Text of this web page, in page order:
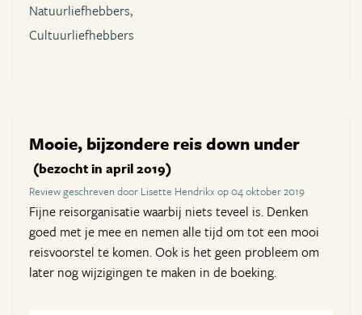
Natuurliefhebbers,
Cultuurliefhebbers
Mooie, bijzondere reis down under
(bezocht in april 2019)
Review geschreven door Lisette Hendrikx op 04 oktober 2019
Fijne reisorganisatie waarbij niets teveel is. Denken
goed met je mee en nemen alle tijd om tot een mooi
reisvoorstel te komen. Ook is het geen probleem om
later nog wijzigingen te maken in de boeking.